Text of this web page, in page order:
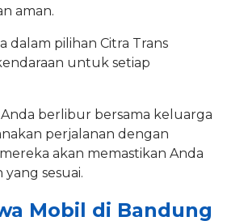
aman.
dalam pilihan Citra Trans
untuk setiap
berlibur bersama keluarga
perjalanan dengan
akan memastikan Anda
sesuai.
Mobil di Bandung